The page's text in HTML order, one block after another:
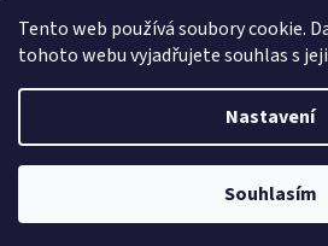
Tento web používá soubory cookie.
tohoto webu vyjadřujete souhlas s
Nastavení
Souhlasím
Copyright 2026Hafyso - obalový
mikroténové sáčky. Všechna
Tento e-shop vyšperkovalo